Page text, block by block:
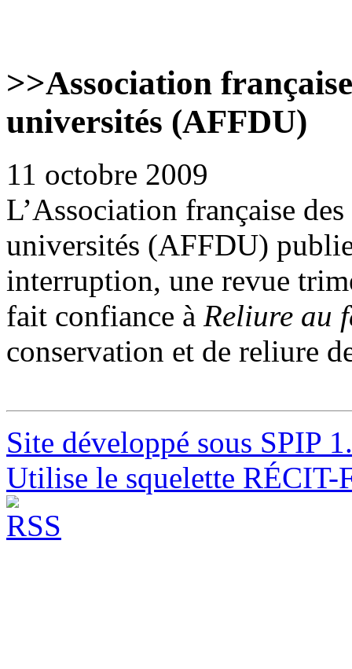
>>Association
universités (AFFDU)
11 octobre 2009
L’Association française
universités (AFFDU)
interruption, une revue
fait confiance à Reliure au
conservation et de reliure
Site développé sous SPIP
Utilise le squelette RÉCIT-